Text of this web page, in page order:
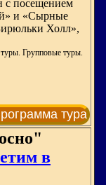
с посещением
и «Сырные
Холл»,
Групповые туры.
тура
в